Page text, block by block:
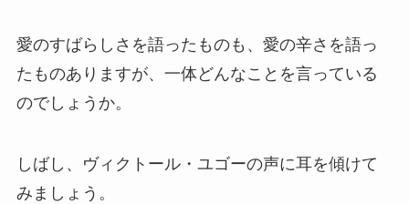
愛のすばらしさを語ったものも、愛の辛さを語っ
たものありますが、一体どんなことを言っている
のでしょうか。
しばし、ヴィクトール・ユゴーの声に耳を傾けて
みましょう。